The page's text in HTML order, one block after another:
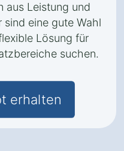
aus Leistung und
sind eine gute Wahl
Lösung für
suchen.
erhalten